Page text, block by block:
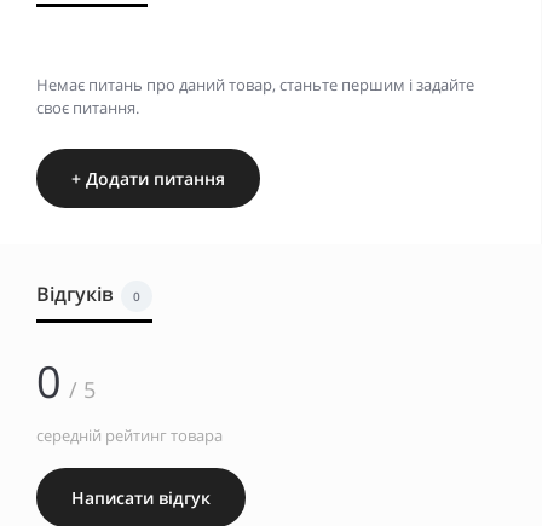
Немає питань про даний товар, станьте першим і задайте
своє питання.
+ Додати питання
Відгуків 0
0 / 5
середній рейтинг товара
Написати відгук